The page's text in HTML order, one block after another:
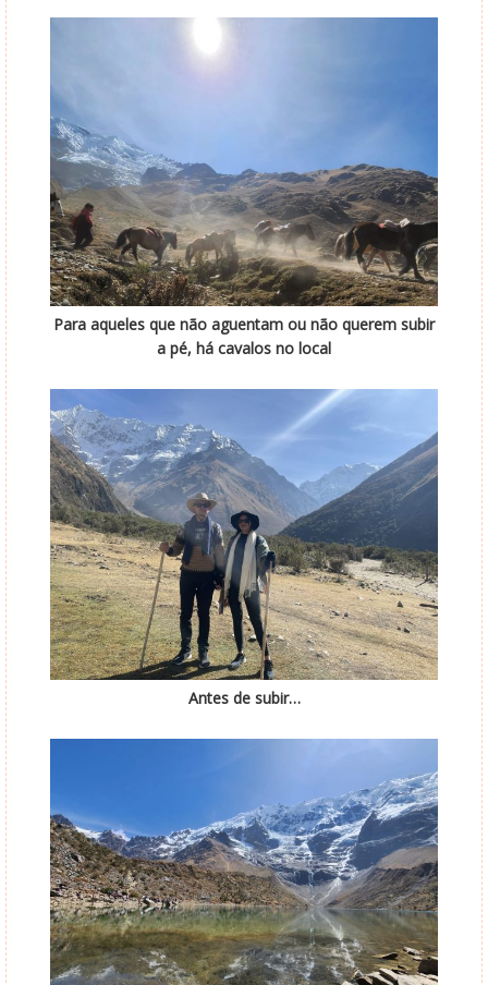
Para aqueles que não aguentam ou não querem subir
a pé, há cavalos no local
Antes de subir…